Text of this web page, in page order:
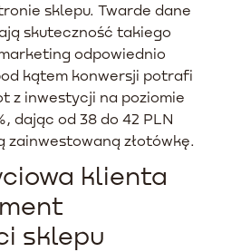
sklepu. Twarde dane
skuteczność takiego
odpowiednio
kątem konwersji potrafi
z inwestycji na poziomie
dając od 38 do 42 PLN
zainwestowaną złotówkę.
klienta
sklepu